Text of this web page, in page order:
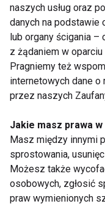
5 nieoczywistych
sposobów na
skuteczną
naszych usług oraz
danych na podstawie
lub organy ścigania
z żądaniem w
Pragniemy też
internetowych dane
przez naszych
Jakie masz prawa
Masz między innymi
sprostowania,
Możesz także
osobowych, zgłosić
praw wymienionych